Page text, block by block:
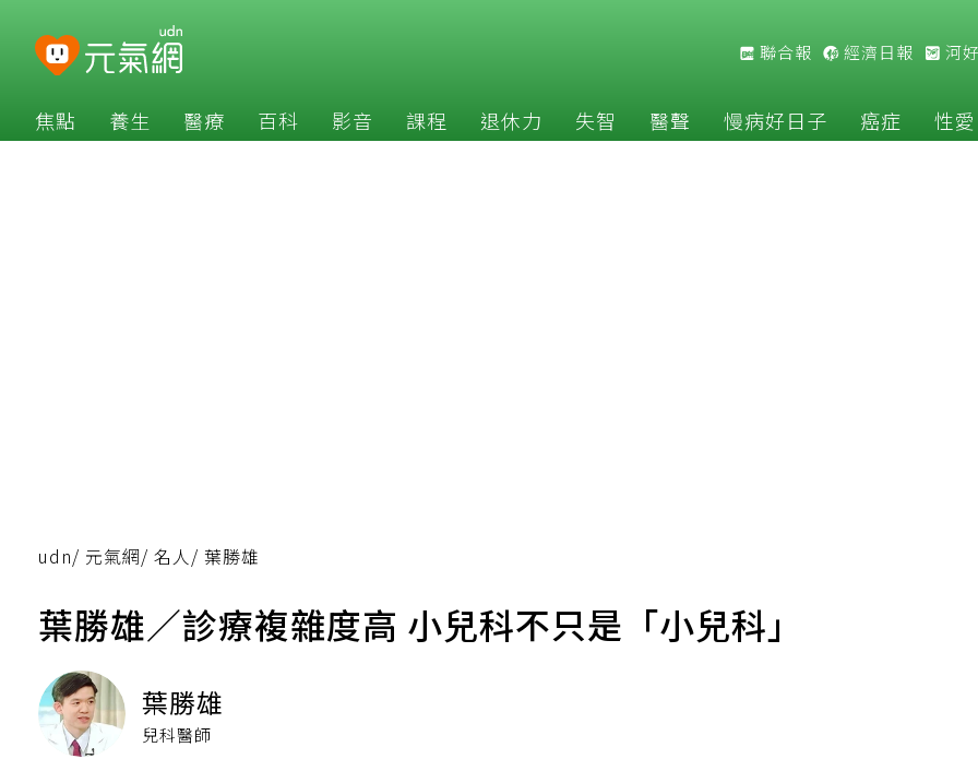
聯合報 經濟日報 河
焦點 養生 醫療 百科 影音 課程 退休力 失智 醫聲 慢病好日子 癌症 性愛
udn/ 元氣網/ 名人/ 葉勝雄
葉勝雄／診療複雜度高 小兒科不只是「小兒科」
葉勝雄
兒科醫師